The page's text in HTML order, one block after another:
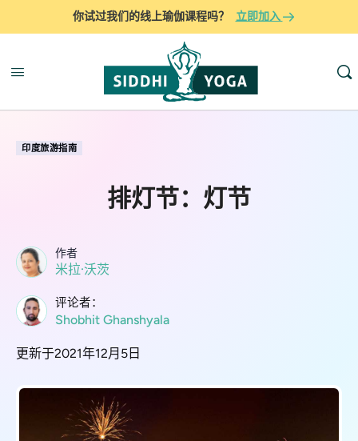
你试过我们的线上瑜伽课程吗？ 立即加入
印度旅游指南
排灯节：灯节
作者
米拉·沃茨
评论者：
Shobhit Ghanshyala
更新于2021年12月5日